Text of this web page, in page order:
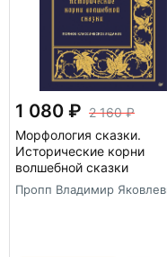
1 080
2 160
Морфология сказки.
Исторические корни
волшебной сказки
Пропп Владимир